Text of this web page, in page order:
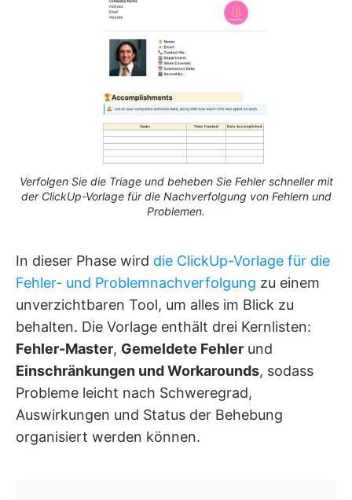
Verfolgen Sie die Triage und beheben Sie Fehler schneller mit
der ClickUp-Vorlage für die Nachverfolgung von Fehlern und
Problemen.
In dieser Phase wird die ClickUp-Vorlage für die
Fehler- und Problemnachverfolgung zu einem
unverzichtbaren Tool, um alles im Blick zu
behalten. Die Vorlage enthält drei Kernlisten:
Fehler-Master, Gemeldete Fehler und
Einschränkungen und Workarounds, sodass
Probleme leicht nach Schweregrad,
Auswirkungen und Status der Behebung
organisiert werden können.